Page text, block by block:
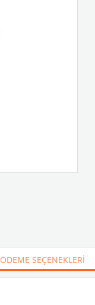
ÖDEME SEÇENEKLERI